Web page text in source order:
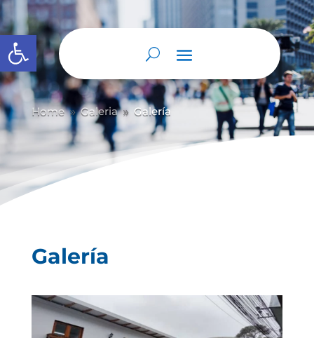
Abrir barra de herramientas
Home 9 Galeria 9 Galería
Galería